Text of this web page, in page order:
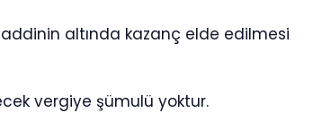
altında kazanç elde edilmesi
vergiye şümulü yoktur.